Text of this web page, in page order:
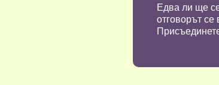
Едва ли ще
отговорът